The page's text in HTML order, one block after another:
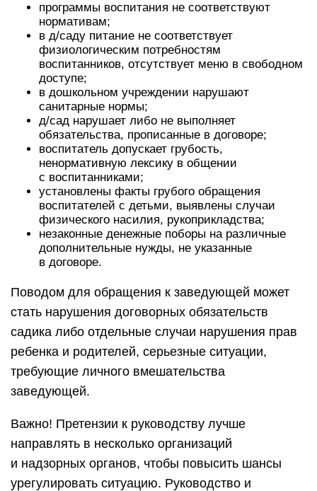
программы воспитания не соответствуют
нормативам;
в д/саду питание не соответствует
физиологическим потребностям
воспитанников, отсутствует меню в свободном
доступе;
в дошкольном учреждении нарушают
санитарные нормы;
д/сад нарушает либо не выполняет
обязательства, прописанные в договоре;
воспитатель допускает грубость,
ненормативную лексику в общении
с воспитанниками;
установлены факты грубого обращения
воспитателей с детьми, выявлены случаи
физического насилия, рукоприкладства;
незаконные денежные поборы на различные
дополнительные нужды, не указанные
в договоре.
Поводом для обращения к заведующей может
стать нарушения договорных обязательств
садика либо отдельные случаи нарушения прав
ребенка и родителей, серьезные ситуации,
требующие личного вмешательства
заведующей.
Важно! Претензии к руководству лучше
направлять в несколько организаций
и надзорных органов, чтобы повысить шансы
урегулировать ситуацию. Руководство и